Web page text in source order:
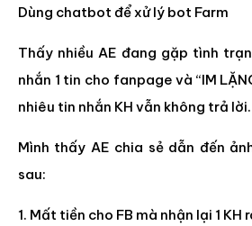
Dùng chatbot để xử lý bot Farm
Thấy nhiều AE đang gặp tình
nhắn 1 tin cho fanpage và “IM
nhiêu tin nhắn KH vẫn không trả lời.
Mình thấy AE chia sẻ dẫn đến
sau:
1. Mất tiền cho FB mà nhận lại 1 KH